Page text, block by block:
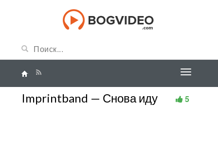
Imprintband — Снова иду 5